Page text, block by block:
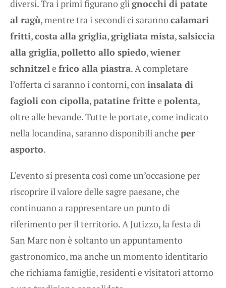
diversi. Tra i primi figurano glignocchi di patate
al ragù, mentre tra i secondi ci sarannocalamari
fritti,costa alla griglia,grigliata mista,salsiccia
alla griglia,polletto allo spiedo,wiener
schnitzelefrico alla piastra. A completare
l’offerta ci saranno i contorni, coninsalata di
fagioli con cipolla,patatine fritte epolenta,
oltre alle bevande. Tutte le portate, come indicato
nella locandina, saranno disponibili ancheper
asporto.
L’evento si presenta così come un’occasione per
riscoprire il valore delle sagre paesane, che
continuano a rappresentare un punto di
riferimento per il territorio. A Jutizzo, la festa di
San Marc non è soltanto un appuntamento
gastronomico, ma anche un momento identitario
che richiama famiglie, residenti e visitatori attorno